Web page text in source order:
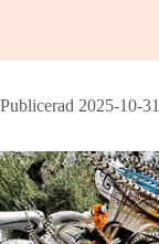
Publicerad 2025-10-